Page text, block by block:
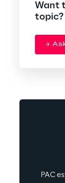
Want
topic?
PAC